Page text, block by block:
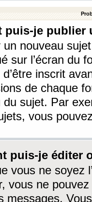
puis-je
un nouveau
sur l’écran du
inscrit
de chaque
du sujet. Par
vous
puis-je éditer
vous ne soyez
vous ne
messages.